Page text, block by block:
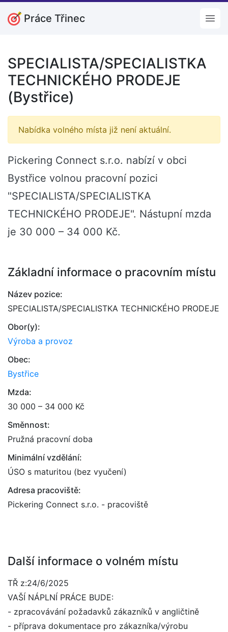
Práce Třinec
SPECIALISTA/SPECIALISTKA
TECHNICKÉHO PRODEJE
(Bystřice)
Nabídka volného místa již není aktuální.
Pickering Connect s.r.o. nabízí v obci
Bystřice volnou pracovní pozici
"SPECIALISTA/SPECIALISTKA
TECHNICKÉHO PRODEJE". Nástupní mzda
je 30 000 – 34 000 Kč.
Základní informace o pracovním místu
Název pozice:
SPECIALISTA/SPECIALISTKA TECHNICKÉHO PRODEJE
Obor(y):
Výroba a provoz
Obec:
Bystřice
Mzda:
30 000 – 34 000 Kč
Směnnost:
Pružná pracovní doba
Minimální vzdělání:
ÚSO s maturitou (bez vyučení)
Adresa pracoviště:
Pickering Connect s.r.o. - pracoviště
Další informace o volném místu
TŘ z:24/6/2025
VAŠÍ NÁPLNÍ PRÁCE BUDE:
- zpracovávání požadavků zákazníků v angličtině
- příprava dokumentace pro zákazníka/výrobu